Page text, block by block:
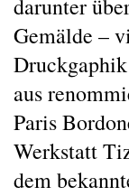
darunter
Gemälde –
Druckgaphik
aus
Paris
Werkstatt
dem